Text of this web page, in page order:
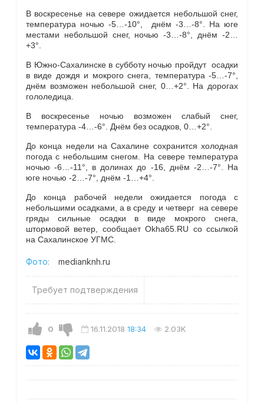
В воскресенье на севере ожидается небольшой снег,
температура ночью -5…-10°, днём -3…-8°. На юге
местами небольшой снег, ночью -3…-8°, днём -2…
+3°.
В Южно-Сахалинске в субботу ночью пройдут осадки
в виде дождя и мокрого снега, температура -5…-7°,
днём возможен небольшой снег, 0…+2°. На дорогах
гололедица.
В воскресенье ночью возможен слабый снег,
температура -4…-6°. Днём без осадков, 0…+2°.
До конца недели на Сахалине сохранится холодная
погода с небольшим снегом. На севере температура
ночью -6…-11°, в долинах до -16, днём -2…-7°. На
юге ночью -2…-7°, днём -1…+4°.
До конца рабочей недели ожидается погода с
небольшими осадками, а в среду и четверг на севере
гряды сильные осадки в виде мокрого снега,
штормовой ветер, сообщает Okha65.RU со ссылкой
на Сахалинское УГМС.
Фото: medianknh.ru
Требует подтверждения
0 16.11.2018 18:34 2.03K